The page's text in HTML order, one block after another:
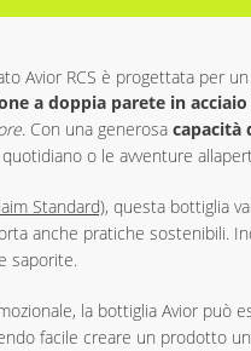
Avior RCS è progettata per
a doppia parete in
. Con una generosa capacità
o le avventure
Standard), questa bottiglia
anche pratiche sostenibili.
saporite.
la bottiglia Avior
facile creare un prodotto